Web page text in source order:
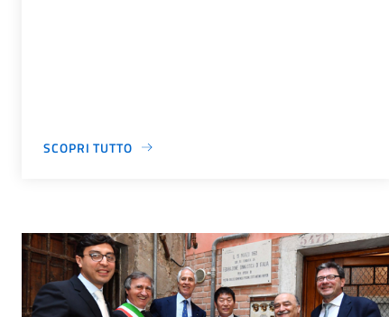
SCOPRI TUTTO